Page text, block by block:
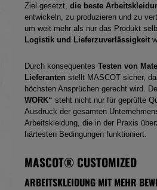
Ziel gesetzt, die beste
entwickeln, zu produzieren und zu
um weit mehr als nur das Produkt
Logistik und Lieferzuverlässigkeit
Durch konsequentes Testen von
Lieferanten stellt MASCOT sicher,
höchsten Ansprüchen gerecht wird.
WORK“ steht nicht nur für geprüfte
Ausdruck der gesamten
Arbeitskleidung, die in der Praxis
härtesten Bedingungen funktioniert.
MASCOT® CUSTOMIZED
ARBEITSKLEIDUNG MIT MEHR